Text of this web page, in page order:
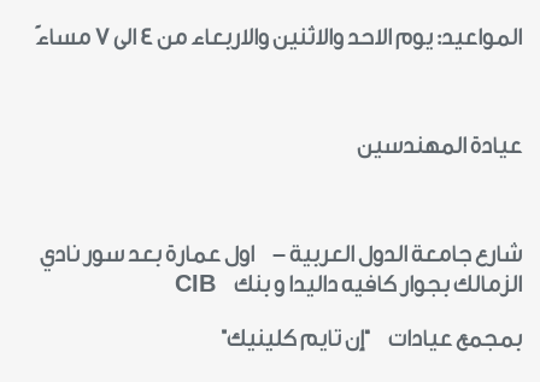
المواعيد: يوم الاحد والاثنين والاربعاء من 4 الى 7 مساءً
عيادة المهندسين
شارع جامعة الدول العربية – اول عمارة بعد سور نادي
الزمالك بجوار كافيه داليدا و بنك
CIB
بمجمع عيادات “إن تايم كلينيك”